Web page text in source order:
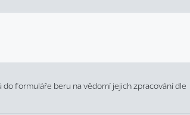
formuláře beru na vědomí jejich zpracování dle